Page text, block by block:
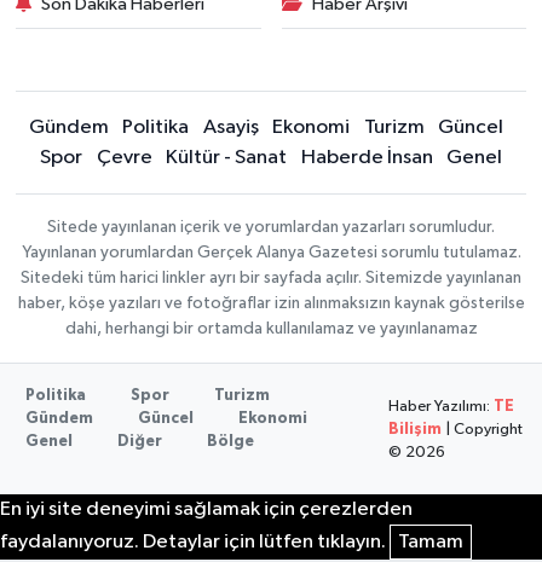
Son Dakika Haberleri Haber Arşivi
Gündem Politika Asayiş Ekonomi Turizm
Güncel
Spor
Çevre Kültür - Sanat Haberde İnsan Genel
Sitede yayınlanan içerik ve yorumlardan yazarları sorumludur.
Yayınlanan yorumlardan Gerçek Alanya Gazetesi sorumlu tutulamaz.
Sitedeki tüm harici linkler ayrı bir sayfada açılır. Sitemizde yayınlanan
haber, köşe yazıları ve fotoğraflar izin alınmaksızın kaynak gösterilse
dahi, herhangi bir ortamda kullanılamaz ve yayınlanamaz
Politika Spor
Turizm
Gündem
Güncel
Ekonomi
Genel
Diğer Bölge
Haber Yazılımı: TE
Bilişim | Copyright
© 2026
En iyi site deneyimi sağlamak için çerezlerden
faydalanıyoruz. Detaylar için lütfen tıklayın.
Tamam